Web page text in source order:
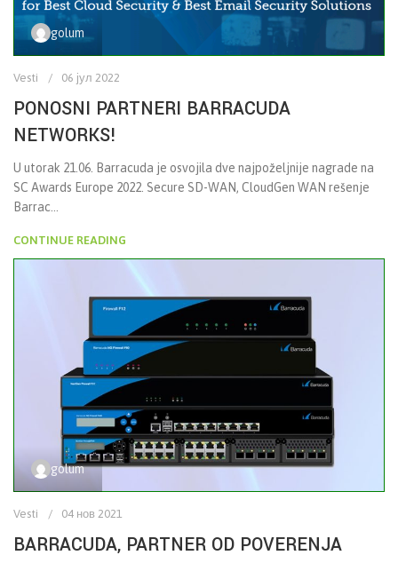
golum
Vesti 06 јул 2022
PONOSNI PARTNERI BARRACUDA
NETWORKS!
U utorak 21.06. Barracuda je osvojila dve najpoželjnije nagrade na
SC Awards Europe 2022. Secure SD-WAN, CloudGen WAN rešenje
Barrac...
CONTINUE READING
golum
Vesti 04 нов 2021
BARRACUDA, PARTNER OD POVERENJA